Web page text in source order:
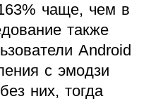
чаще, чем в
также
Android
с эмодзи
них, тогда